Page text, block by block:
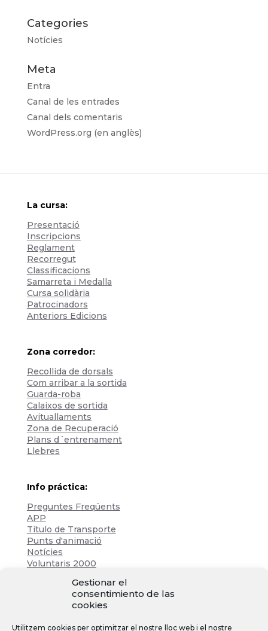
Gestionar el
consentimiento de las
cookies
Utilitzem cookies per optimitzar el nostre lloc web i el nostre
Categories
Notícies
Meta
Entra
Canal de les entrades
Canal dels comentaris
WordPress.org (en anglès)
La cursa:
Presentació
Inscripcions
Reglament
Recorregut
Classificacions
Samarreta i Medalla
Cursa solidària
Patrocinadors
Anteriors Edicions
Zona corredor:
Recollida de dorsals
Com arribar a la sortida
Guarda-roba
Calaixos de sortida
Avituallaments
Zona de Recuperació
Plans d´entrenament
Llebres
Info práctica:
Preguntes Freqüents
APP
Título de Transporte
Punts d'animació
Notícies
Voluntaris 2000
Zona de prensa: